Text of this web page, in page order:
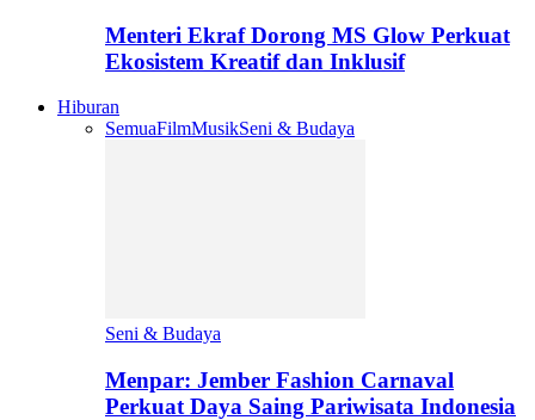
Menteri Ekraf Dorong MS Glow Perkuat
Ekosistem Kreatif dan Inklusif
Hiburan
SemuaFilmMusikSeni & Budaya
Seni & Budaya
Menpar: Jember Fashion Carnaval
Perkuat Daya Saing Pariwisata Indonesia